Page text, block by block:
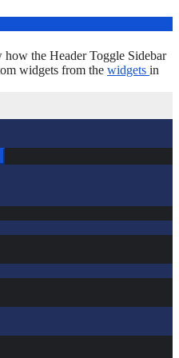
the Header Toggle Sidebar
widgets from the widgets in